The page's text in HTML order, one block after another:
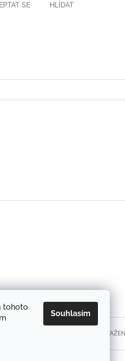
tohoto
Souhlasím
SE HLÍDAT
FORMULÁŘE KE STAŽENÍ